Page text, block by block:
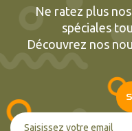
Ne ratez plus
spéciales
Découvrez nos